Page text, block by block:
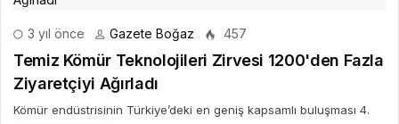
3 yıl önce Gazete Boğaz 457
Temiz Kömür Teknolojileri Zirvesi 1200'den Fazla
Ziyaretçiyi Ağırladı
Kömür endüstrisinin Türkiye’deki en geniş kapsamlı buluşması 4.